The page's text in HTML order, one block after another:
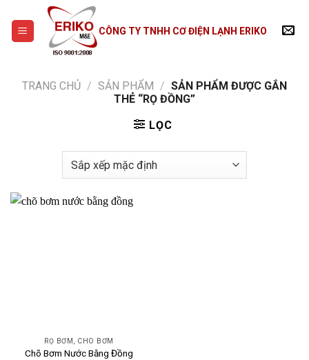
content
CÔNG TY TNHH CƠ ĐIỆN LẠNH ERIKO
TRANG CHỦ / SẢN PHẨM / SẢN PHẨM ĐƯỢC GẮN
THẺ “RỌ ĐỒNG”
LỌC
RỌ BƠM, CHÕ BƠM
Chõ Bơm Nước Bằng Đồng